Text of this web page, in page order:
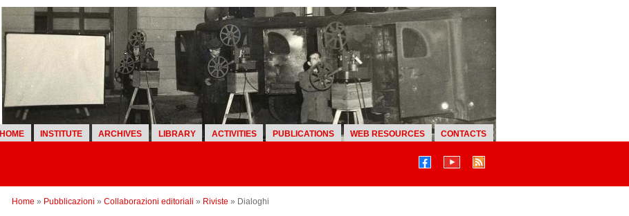
HOME INSTITUTE ARCHIVES LIBRARY ACTIVITIES PUBLICATIONS WEB RESOURCES CONTACTS
Home » Pubblicazioni » Collaborazioni editoriali » Riviste » Dialoghi